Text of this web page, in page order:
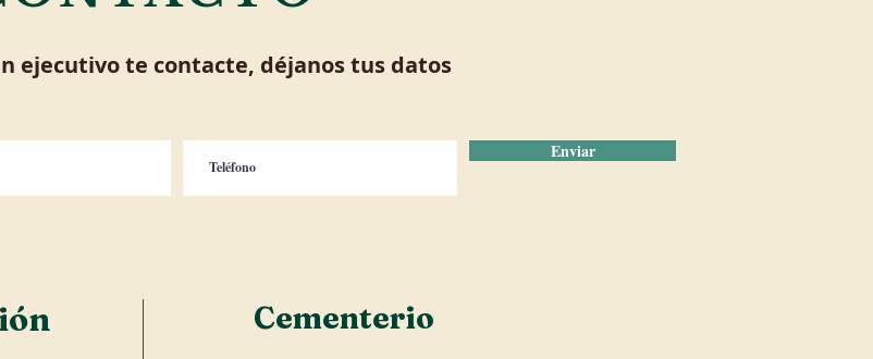
ejecutivo te contacte, déjanos tus datos
Enviar
Cementerio